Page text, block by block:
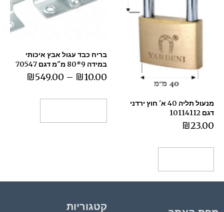
מנעול תליה 40 א' חוץ ירדני
דגם 10114112
₪23.00
בריח כבד עגול אבץ איכותי
במידה 9*80 מ"מ דגם 70547
₪10.00
–
₪549.00
קטגוריות